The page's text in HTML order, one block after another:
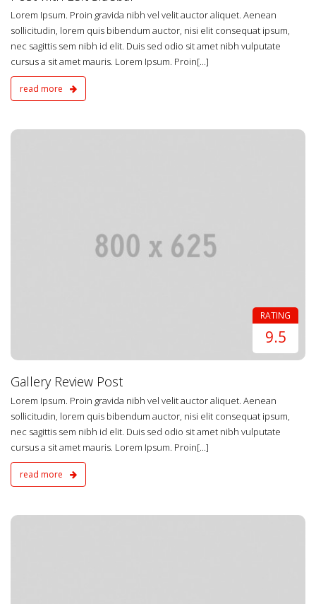
Lorem Ipsum. Proin gravida nibh vel velit auctor aliquet. Aenean
sollicitudin, lorem quis bibendum auctor, nisi elit consequat ipsum,
nec sagittis sem nibh id elit. Duis sed odio sit amet nibh vulputate
cursus a sit amet mauris. Lorem Ipsum. Proin[...]
read more
RATING
9.5
Gallery Review Post
Lorem Ipsum. Proin gravida nibh vel velit auctor aliquet. Aenean
sollicitudin, lorem quis bibendum auctor, nisi elit consequat ipsum,
nec sagittis sem nibh id elit. Duis sed odio sit amet nibh vulputate
cursus a sit amet mauris. Lorem Ipsum. Proin[...]
read more